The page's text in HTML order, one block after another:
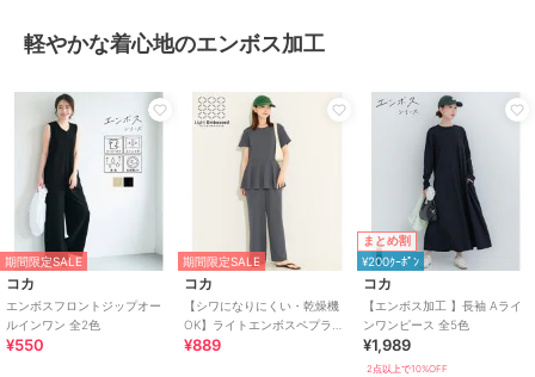
軽やかな着心地のエンボス加工
期間限定SALE
コカ
エンボスフロントジップオー
ルインワン 全2色
¥550
期間限定SALE
コカ
【シワになりにくい・乾燥機
OK】ライトエンボスペプラム
オールインワン 全2色
¥889
まとめ割
¥200ｸｰﾎﾟﾝ
コカ
【エンボス加工 】長袖 Aライ
ンワンピース 全5色
¥1,989
2点以上で10%OFF